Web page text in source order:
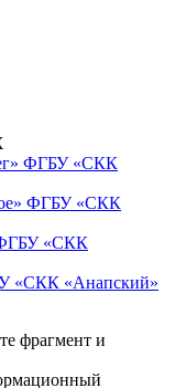
ФГБУ «СКК
ФГБУ «СКК
ФГБУ «СКК
«СКК «Анапский»
фрагмент и